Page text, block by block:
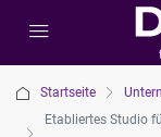
Startseite
Etabliertes Studio